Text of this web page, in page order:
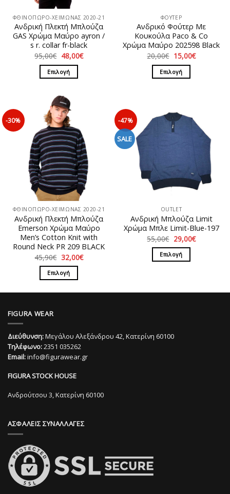
ΦΘΙΝΟΠΩΡΟ-ΧΕΙΜΩΝΑΣ 2020-21
Ανδρική Πλεκτή Μπλούζα
GAS Χρώμα Μαύρο ayron /
s r. collar fr-black
95,00€ Original
price
was:
95,00€.
48,00€Η
τρέχουσα
Επιλογή
το
προϊόν
έχει
πολλαπλές
παραλλαγές.
Οι
επιλογές
μπορούν
να
επιλεγούν
στη
σελίδα
του
προϊόντος
ΦΟΥΤΕΡ
Ανδρικό Φούτερ Με
Κουκούλα Paco & Co
Χρώμα Μαύρο 202598 Black
20,00€ Original
price
was:
20,00€.
15,00€Η
τρέχουσα
Επιλογή
έχει
πολλαπλές
παραλλαγές.
μπορούν
να
επιλεγούν
σελίδα
του
προϊόντος
-30%
ΦΘΙΝΟΠΩΡΟ-ΧΕΙΜΩΝΑΣ 2020-21
Ανδρική Πλεκτή Μπλούζα
Emerson Χρώμα Μαύρο
Men’s Cotton Knit with
Round Neck PR 209 BLACK
45,90€ Original
price
was:
45,90€.
32,00€Η
τρέχουσα
Επιλογή
το
παραλλαγές.
Οι
επιλογές
μπορούν
επιλεγούν
του
-47%
SALE
OUTLET
Ανδρική Μπλούζα Limit
Χρώμα Μπλε Limit-Blue-197
55,00€ Original
price
was:
55,00€.
29,00€Η
τρέχουσα
Επιλογή
επιλογές
FIGURA WEAR
Διεύθυνση:Μεγάλου Αλεξάνδρου 42, Κατερίνη 60100
Τηλέφωνο:2351 035262
Email:info@figurawear.gr
FIGURA STOCK HOUSE
Ανδρούτσου 3, Κατερίνη 60100
ΑΣΦΑΛΕΙΣ ΣΥΝΑΛΛΑΓΕΣ